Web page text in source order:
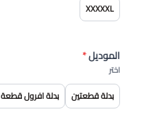
XXXXXL
الموديل*
اختر
بدلة قطعتين بدلة افرول قطعة